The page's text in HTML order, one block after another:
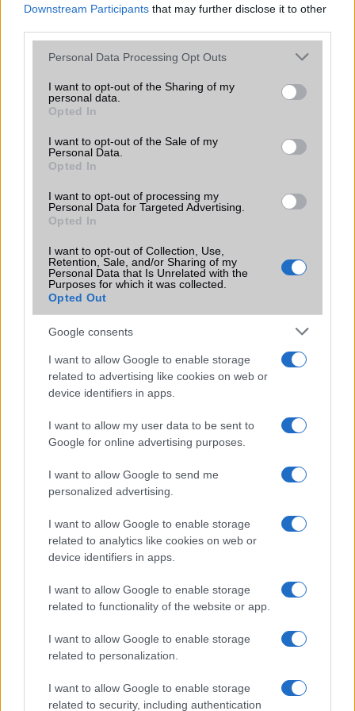
Downstream Participants that may further disclose it to other
Please note that this website/app uses one or more Google
not limited to your visit or usage behaviour. You may click to
grant or deny consent to Google and its third-party tags to
use your data for below specified purposes in below Google
consent section.
Personal Data Processing Opt Outs
I want to opt-out of the Sharing of my
personal data.
Opted In
I want to opt-out of the Sale of my
Personal Data.
Opted In
I want to opt-out of processing my
Personal Data for Targeted Advertising.
Opted In
I want to opt-out of Collection, Use,
Retention, Sale, and/or Sharing of my
Personal Data that Is Unrelated with the
Purposes for which it was collected.
Opted Out
Google consents
I want to allow Google to enable storage
related to advertising like cookies on web or
device identifiers in apps.
I want to allow my user data to be sent to
Google for online advertising purposes.
I want to allow Google to send me
personalized advertising.
I want to allow Google to enable storage
related to analytics like cookies on web or
device identifiers in apps.
I want to allow Google to enable storage
related to functionality of the website or app.
I want to allow Google to enable storage
related to personalization.
I want to allow Google to enable storage
related to security, including authentication
KAPCSOLÓDÓ HÍREK
Nokia Lumia 800: hibajavító frissítés érkezett
Frissítés nélkül nincs Marketplace
Elkezdődött! WP 7.8 frissítés
Nem hivatalos Amber update Lumia mobilokra
Nokia Amber: elkezdődött!
További hírek
LEGOLVASOTTABBAK
Számos népszerű Samsung Galaxy készülék kimarad a One
UI 9 frissítésből – itt a lista az érintett modellekről
Apple az új csúcsmobilokról
Az Android rejtett automatizmusai: hat funkció, amely
Ez a rejtett Samsung funkció teljesen megváltoztatja a
mobilhasználatot – sokan mégsem tudnak róla
Nem biztos, hogy érdemes kivárni az iPhone 18 Prot
kamerás funkcióját